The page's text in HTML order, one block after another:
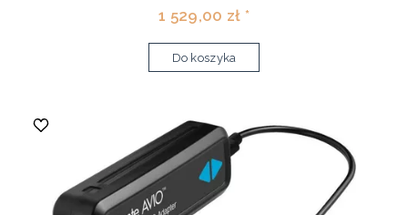
1 529,00 zł *
Do koszyka